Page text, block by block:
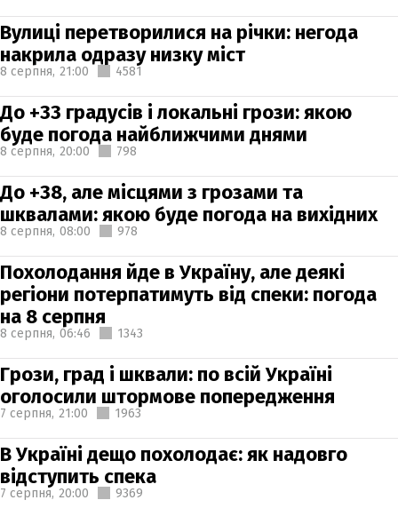
Вулиці перетворилися на річки: негода
накрила одразу низку міст
8 серпня, 21:00 4581
До +33 градусів і локальні грози: якою
буде погода найближчими днями
8 серпня, 20:00 798
До +38, але місцями з грозами та
шквалами: якою буде погода на вихідних
8 серпня, 08:00 978
Похолодання йде в Україну, але деякі
регіони потерпатимуть від спеки: погода
на 8 серпня
8 серпня, 06:46 1343
Грози, град і шквали: по всій Україні
оголосили штормове попередження
7 серпня, 21:00 1963
В Україні дещо похолодає: як надовго
відступить спека
7 серпня, 20:00 9369